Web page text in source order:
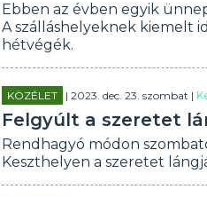
Ebben az évben egyik
A szálláshelyeknek kiemelt
hétvégék.
KÖZÉLET | 2023. dec. 23. szombat |
Felgyúlt a szeretet
Rendhagyó módon
Keszthelyen a szeretet